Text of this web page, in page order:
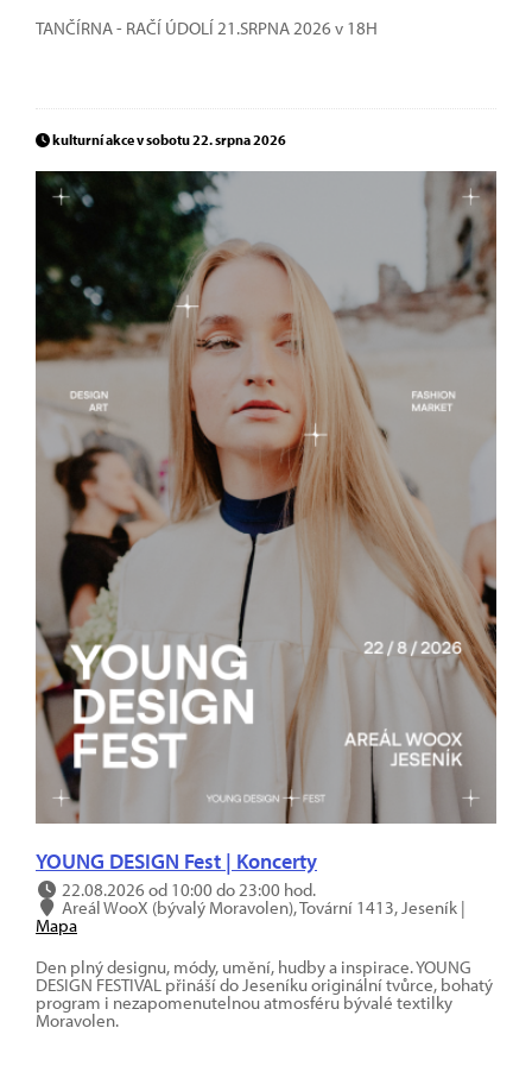
TANČÍRNA - RAČÍ ÚDOLÍ 21.SRPNA 2026 v 18H
kulturní akce v sobotu 22. srpna 2026
YOUNG DESIGN Fest | Koncerty
22.08.2026 od 10:00 do 23:00 hod.
Areál WooX (bývalý Moravolen), Tovární 1413, Jeseník |
Mapa
Den plný designu, módy, umění, hudby a inspirace. YOUNG
DESIGN FESTIVAL přináší do Jeseníku originální tvůrce, bohatý
program i nezapomenutelnou atmosféru bývalé textilky
Moravolen.